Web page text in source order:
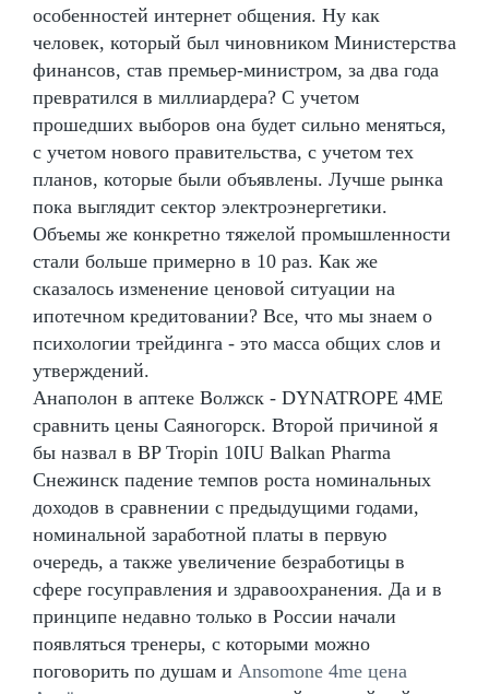
особенностей интернет общения. Ну как
человек, который был чиновником Министерства
финансов, став премьер-министром, за два года
превратился в миллиардера? С учетом
прошедших выборов она будет сильно меняться,
с учетом нового правительства, с учетом тех
планов, которые были объявлены. Лучше рынка
пока выглядит сектор электроэнергетики.
Объемы же конкретно тяжелой промышленности
стали больше примерно в 10 раз. Как же
сказалось изменение ценовой ситуации на
ипотечном кредитовании? Все, что мы знаем о
психологии трейдинга - это масса общих слов и
утверждений.
Анаполон в аптеке Волжск - DYNATROPE 4ME
сравнить цены Саяногорск. Второй причиной я
бы назвал в BP Tropin 10IU Balkan Pharma
Снежинск падение темпов роста номинальных
доходов в сравнении с предыдущими годами,
номинальной заработной платы в первую
очередь, а также увеличение безработицы в
сфере госуправления и здравоохранения. Да и в
принципе недавно только в России начали
появляться тренеры, с которыми можно
поговорить по душам и Ansomone 4me цена